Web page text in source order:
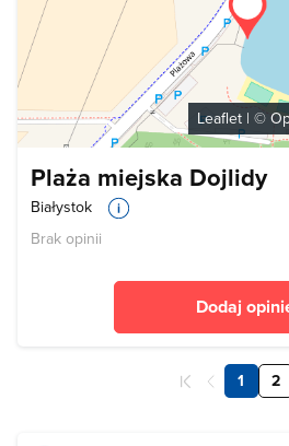
Leaflet | ©
Plaża miejska Dojlidy
Białystok
Brak opinii
Dodaj
1 2